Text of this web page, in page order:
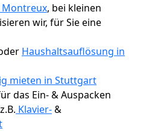
Montreux, bei kleinen
wir, für Sie eine
Haushaltsauflösung in
mieten in Stuttgart
das Ein- & Auspacken
Klavier-&